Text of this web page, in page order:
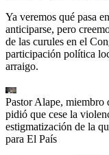
Ya veremos qué pasa
anticiparse, pero
de las curules en el
participación política
arraigo.
Pastor Alape, miembro
pidió que cese la
estigmatización de la
para El País